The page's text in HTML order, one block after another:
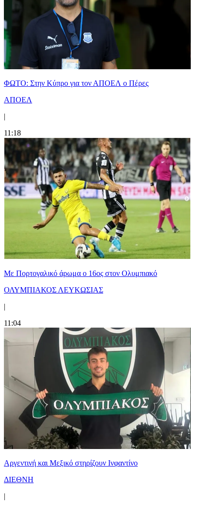
ΦΩΤΟ: Στην Κύπρο για τον ΑΠΟΕΛ ο Πέρες
ΑΠΟΕΛ
|
11:18
Με Πορτογαλικό άρωμα ο 16ος στον Ολυμπιακό
ΟΛΥΜΠΙΑΚΟΣ ΛΕΥΚΩΣΙΑΣ
|
11:04
Αργεντινή και Μεξικό στηρίζουν Ινφαντίνο
ΔΙΕΘΝΗ
|